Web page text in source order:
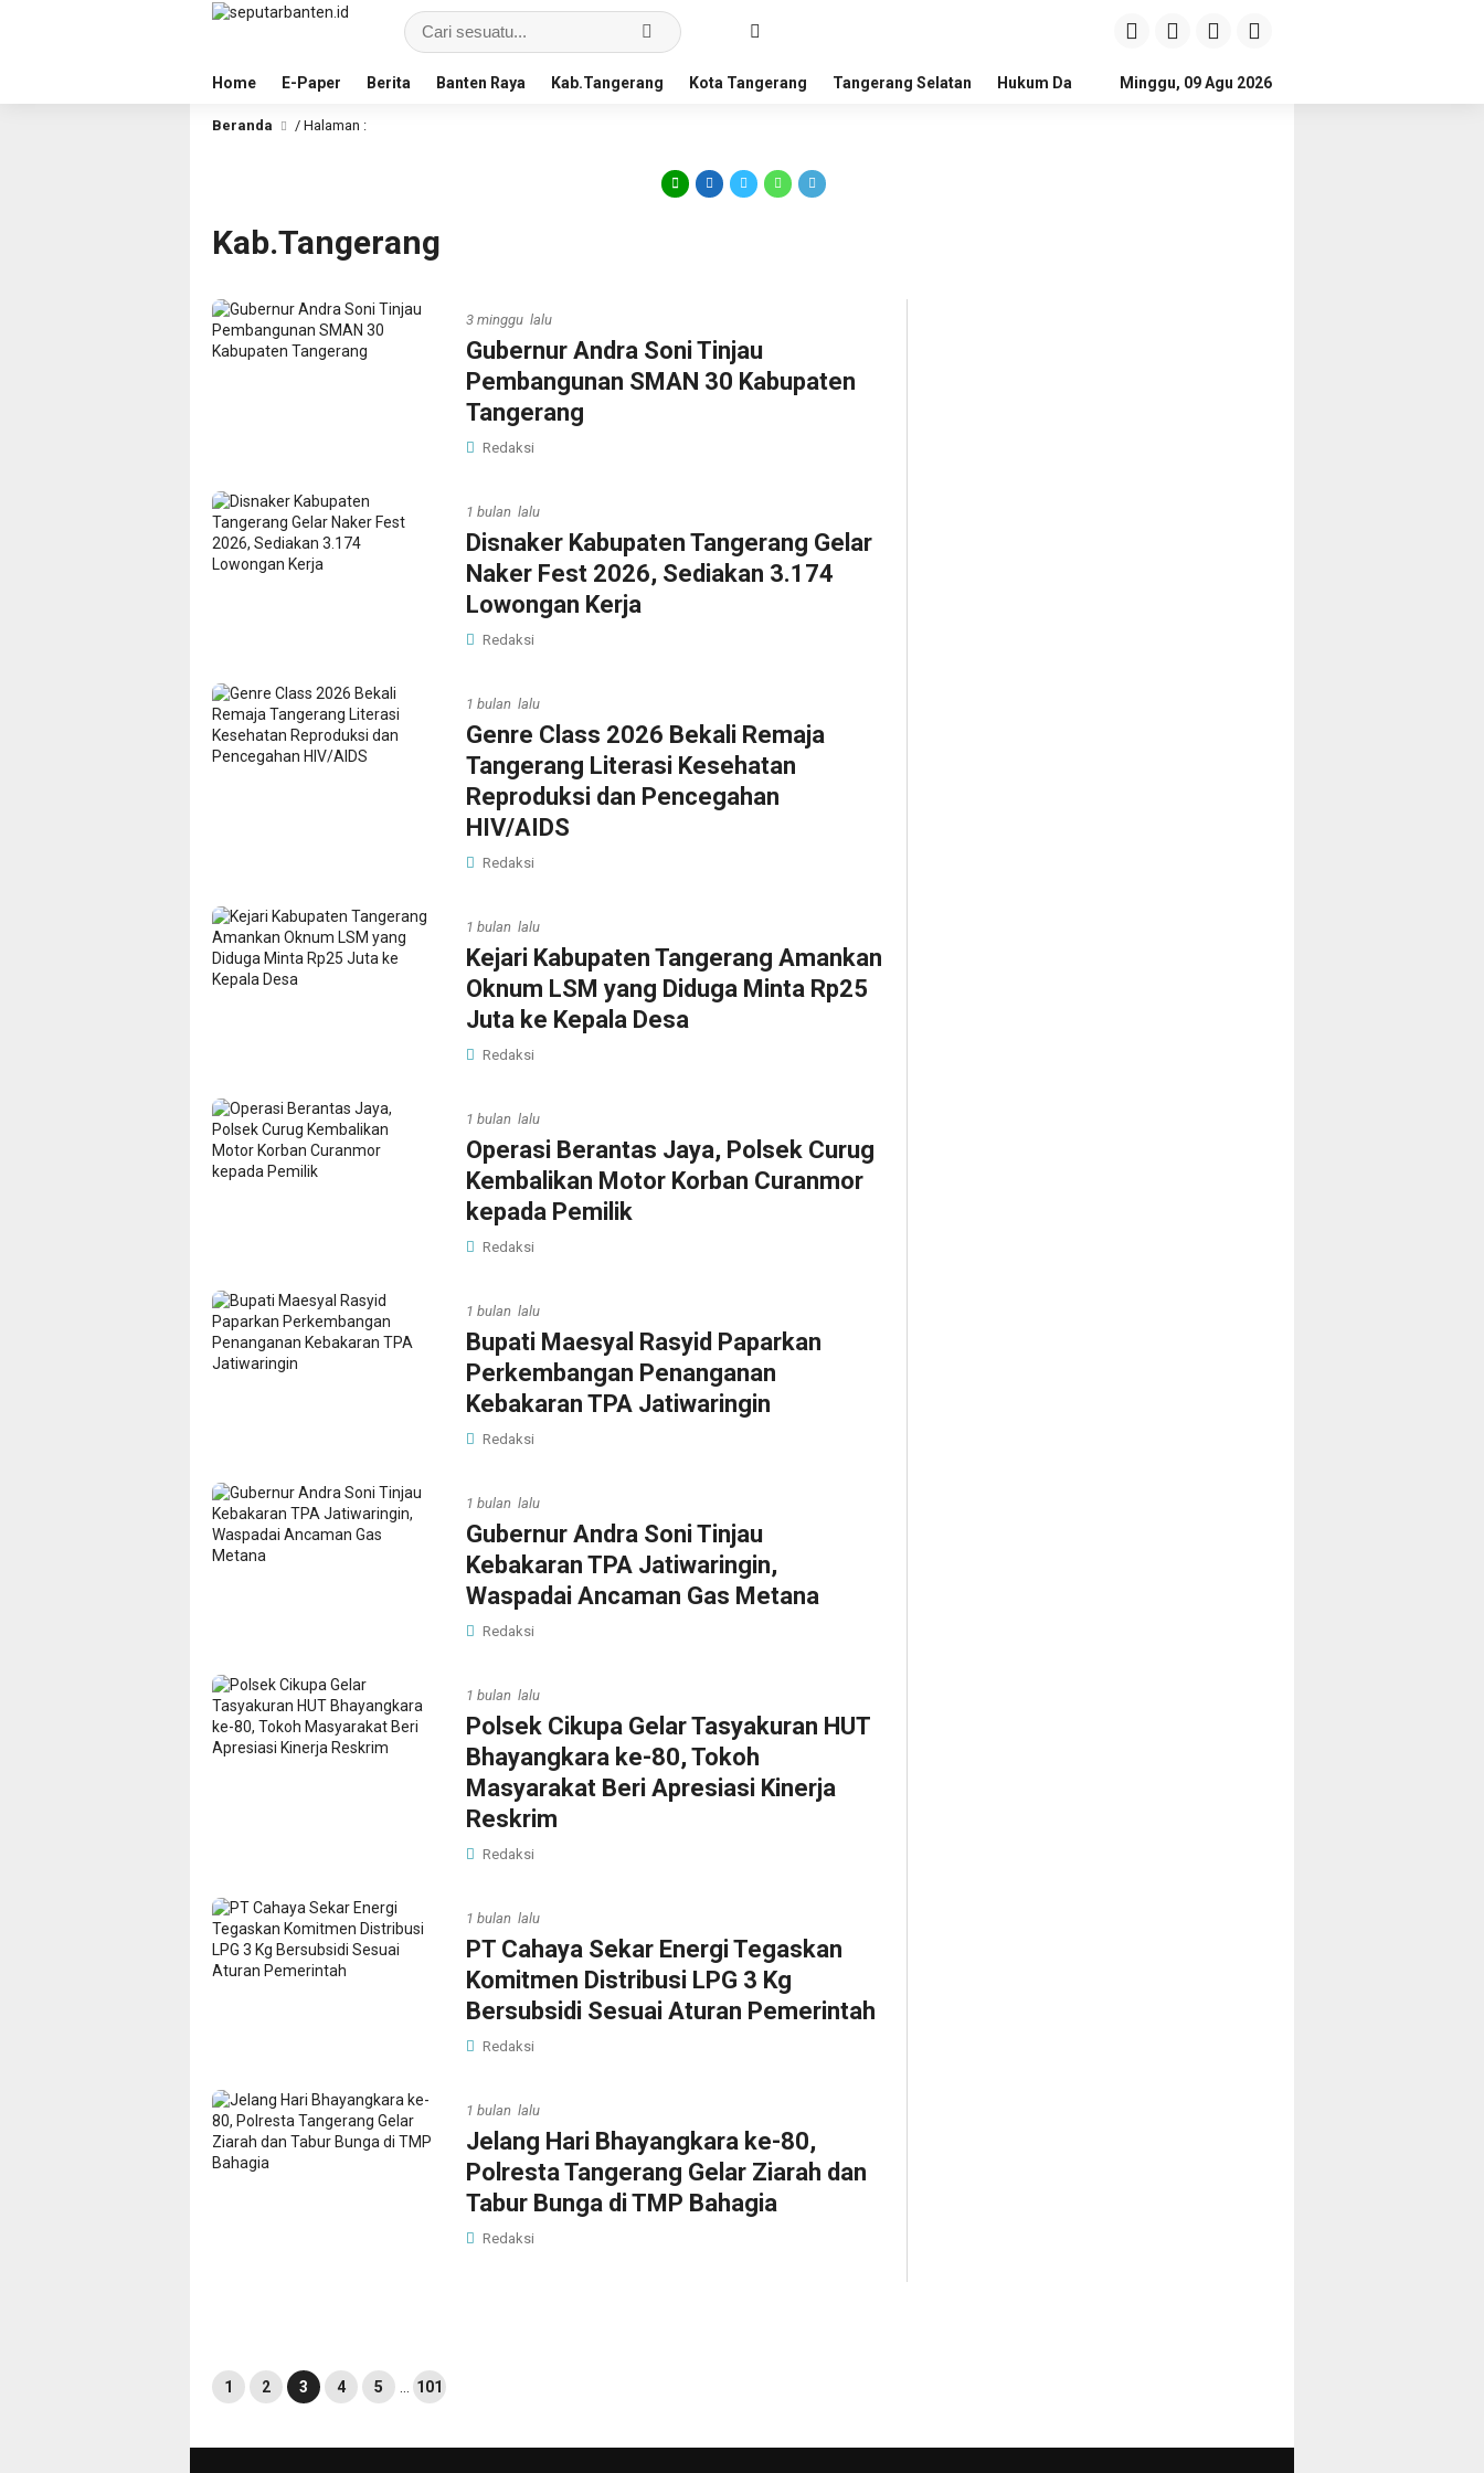
Home E-Paper Berita Banten Raya Kab.Tangerang Kota Tangerang Tangerang Selatan Hukum Dan Kriminal Politik Pendidikan
Minggu, 09 Agu 2026
Beranda / Halaman :
Kab.Tangerang
3 minggu lalu
Gubernur Andra Soni Tinjau
Pembangunan SMAN 30 Kabupaten
Tangerang
Redaksi
1 bulan lalu
Disnaker Kabupaten Tangerang Gelar
Naker Fest 2026, Sediakan 3.174
Lowongan Kerja
Redaksi
1 bulan lalu
Genre Class 2026 Bekali Remaja
Tangerang Literasi Kesehatan
Reproduksi dan Pencegahan
HIV/AIDS
Redaksi
1 bulan lalu
Kejari Kabupaten Tangerang Amankan
Oknum LSM yang Diduga Minta Rp25
Juta ke Kepala Desa
Redaksi
1 bulan lalu
Operasi Berantas Jaya, Polsek Curug
Kembalikan Motor Korban Curanmor
kepada Pemilik
Redaksi
1 bulan lalu
Bupati Maesyal Rasyid Paparkan
Perkembangan Penanganan
Kebakaran TPA Jatiwaringin
Redaksi
1 bulan lalu
Gubernur Andra Soni Tinjau
Kebakaran TPA Jatiwaringin,
Waspadai Ancaman Gas Metana
Redaksi
1 bulan lalu
Polsek Cikupa Gelar Tasyakuran HUT
Bhayangkara ke-80, Tokoh
Masyarakat Beri Apresiasi Kinerja
Reskrim
Redaksi
1 bulan lalu
PT Cahaya Sekar Energi Tegaskan
Komitmen Distribusi LPG 3 Kg
Bersubsidi Sesuai Aturan Pemerintah
Redaksi
1 bulan lalu
Jelang Hari Bhayangkara ke-80,
Polresta Tangerang Gelar Ziarah dan
Tabur Bunga di TMP Bahagia
Redaksi
1 2 3 4 5 101